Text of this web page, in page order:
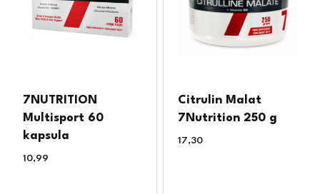
7NUTRITION
Multisport 60
kapsula
10,99
Citrulin Malat
7Nutrition 250 g
17,30